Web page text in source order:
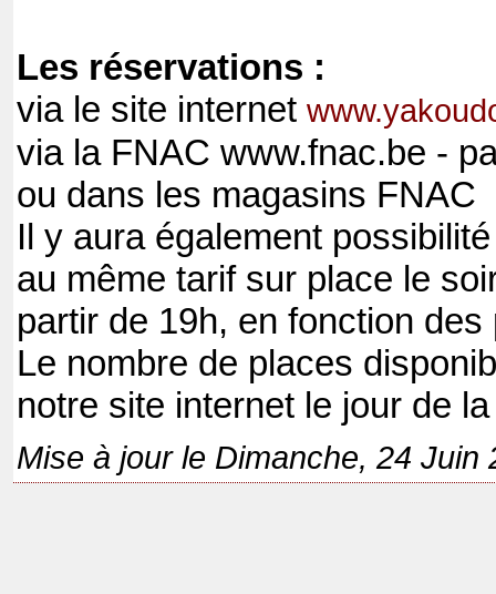
Les réservations :
via le site internet
via la FNAC www.fnac.be -
ou dans les magasins FNAC
Il y aura également
au même tarif sur place le
partir de 19h, en fonction
Le nombre de places
notre site internet le jour de
Mise à jour le Dimanche, 24 Juin